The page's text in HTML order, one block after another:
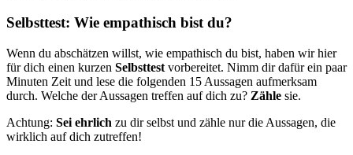
Selbsttest: Wie empathisch bist du?
Wenn du abschätzen willst, wie empathisch du bist, haben wir hier
für dich einen kurzen Selbsttest vorbereitet. Nimm dir dafür ein paar
Minuten Zeit und lese die folgenden 15 Aussagen aufmerksam
durch. Welche der Aussagen treffen auf dich zu? Zähle sie.
Achtung: Sei ehrlich zu dir selbst und zähle nur die Aussagen, die
wirklich auf dich zutreffen!